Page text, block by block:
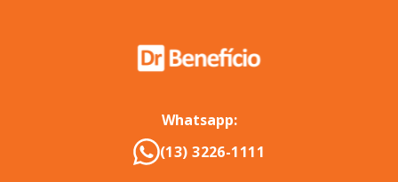
Whatsapp:
(13) 3226-1111